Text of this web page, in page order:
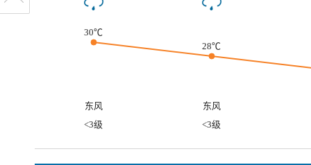
30℃
28℃
东风
东风
<3级
<3级